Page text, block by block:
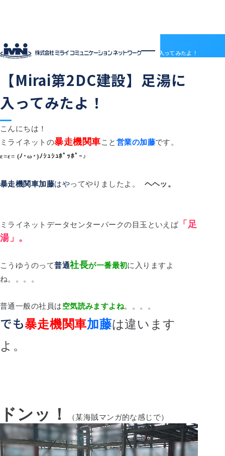
企業情報
企業情報トップ
会社概要
電子決済等代行業について
沿革
部門紹介
アクセス
サービス
サービストップ
ドメインセンター
Mirai DC
LGWAN接続サービス
BSN(ミライ・ビジネスサポートネットワーク)
受発注管理アプリ「惣菜EX」
採用情報
ABOUT MIRAI
INTERVIEW
ENTRY
アクセス
お知らせ
プロバイダー・レンタルサーバー代理店
契約約款
社員ブログ
HOME 社員ブログ 【Mirai第2DC建設】足湯に入ってみたよ！
【Mirai第2DC建設】足湯に
入ってみたよ！
こんにちは！
ミライネットの暴走機関車こと 営業の加藤です。
ε=ε= (ﾉ･ω･)ﾉｼｭｼｭﾎﾟｯﾎﾟｰ♪
暴走機関車加藤はやってやりましたよ。 ヘヘッ。
ミライネットデータセンターパークの目玉といえば「足
湯」。
こうゆうのって普通社長が一番最初に入りますよ
ね。。。。
普通一般の社員は空気読みますよね。。。。
でも暴走機関車加藤は違います
よ。
ドンッ！ （某海賊マンガ的な感じで）